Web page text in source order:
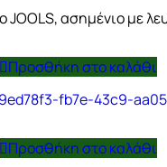
JOOLS, ασημένιο με
Προσθήκη στο καλάθι
Προσθήκη στο καλάθι